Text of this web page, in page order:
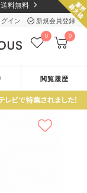
料無料
グイン 新規会員登録
0 0
閲覧履歴